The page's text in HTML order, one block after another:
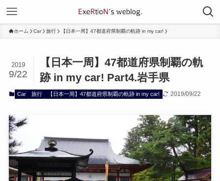
ホーム Car 旅行 【日本一周】47都道府県制覇の軌跡 in my car!
【日本一周】47都道府県制覇の軌
跡 in my car! Part4.岩手県
2019
9/22
Car 旅行 【日本一周】47都道府県制覇の軌跡 in my car! 2019/09/22